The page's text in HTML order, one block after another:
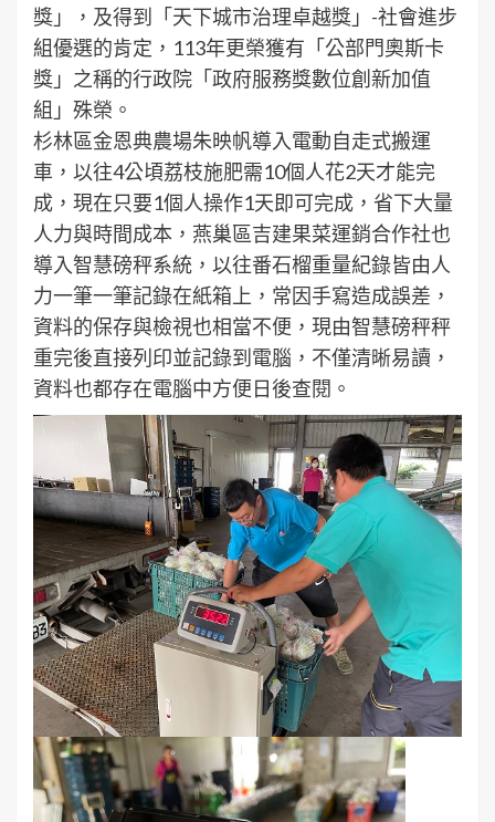
獎」，及得到「天下城市治理卓越獎」-社會進步
組優選的肯定，113年更榮獲有「公部門奧斯卡
獎」之稱的行政院「政府服務獎數位創新加值
組」殊榮。
杉林區金恩典農場朱映帆導入電動自走式搬運
車，以往4公頃荔枝施肥需10個人花2天才能完
成，現在只要1個人操作1天即可完成，省下大量
人力與時間成本，燕巢區吉建果菜運銷合作社也
導入智慧磅秤系統，以往番石榴重量紀錄皆由人
力一筆一筆記錄在紙箱上，常因手寫造成誤差，
資料的保存與檢視也相當不便，現由智慧磅秤秤
重完後直接列印並記錄到電腦，不僅清晰易讀，
資料也都存在電腦中方便日後查閱。